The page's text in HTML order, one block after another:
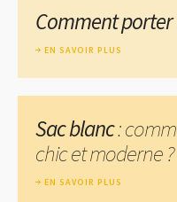
Comment porter
EN SAVOIR PLUS
Sac blanc:
chic et moderne ?
EN SAVOIR PLUS